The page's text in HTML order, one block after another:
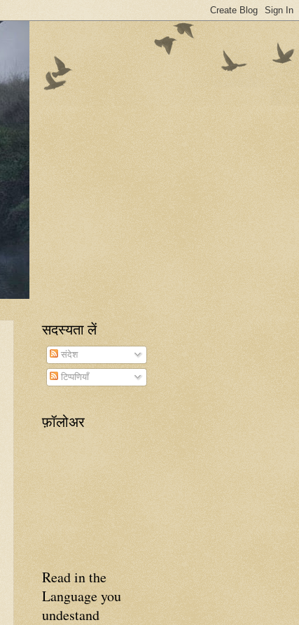
सदस्यता लें
संदेश
टिप्पणियाँ
फ़ॉलोअर
Read in the
Language you
undestand